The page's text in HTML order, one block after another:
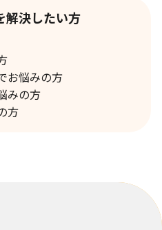
解決したい方
お悩みの方
みの方
方